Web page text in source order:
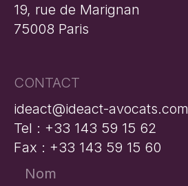
19, rue de Marignan
75008 Paris
CONTACT
ideact@ideact-avocats.com
Tel : +33 143 59 15 62
Fax : +33 143 59 15 60